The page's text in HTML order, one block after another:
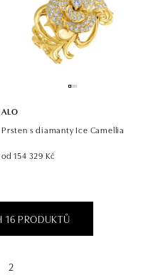
ALO
Prsten s diamanty Ice Camellia
od 154 329 Kč
16 PRODUKTŮ
2